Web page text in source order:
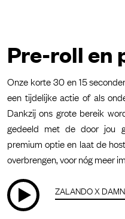
Pre-roll en
Onze korte 30 en 15
een tijdelijke actie of als
Dankzij ons grote bereik
gedeeld met de door jou
premium optie en laat de
overbrengen, voor nóg meer
ZALANDO X